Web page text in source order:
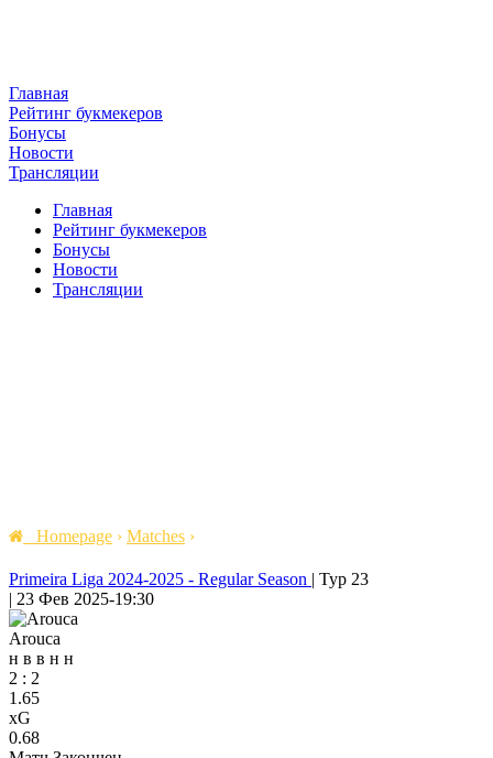
Главная
Рейтинг букмекеров
Бонусы
Новости
Трансляции
Главная
Рейтинг букмекеров
Бонусы
Новости
Трансляции
Homepage › Matches ›
Primeira Liga 2024-2025 - Regular Season | Тур 23
| 23 Фев 2025-19:30
Arouca
н в в н н
2 : 2
1.65
xG
0.68